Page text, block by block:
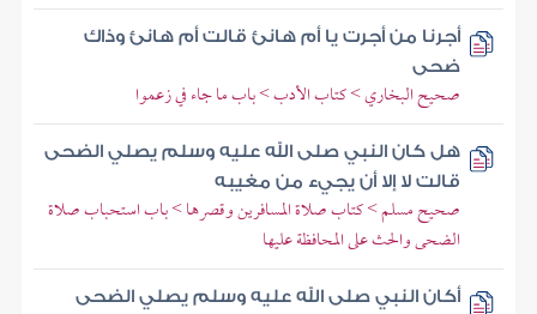
أجرنا من أجرت يا أم هانئ قالت أم هانئ وذاك
ضحى
صحيح البخاري > كتاب الأدب > باب ما جاء في زعموا
هل كان النبي صلى الله عليه وسلم يصلي الضحى
قالت لا إلا أن يجيء من مغيبه
صحيح مسلم > كتاب صلاة المسافرين وقصرها > باب استحباب صلاة
الضحى والحث على المحافظة عليها
أكان النبي صلى الله عليه وسلم يصلي الضحى